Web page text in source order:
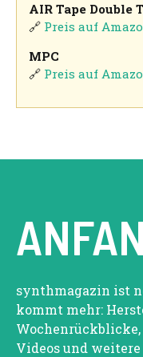
AIR Tape Double
🔗 Preis auf
MPC
🔗 Preis auf
synthmagazin ist
kommt mehr:
Videos und weitere